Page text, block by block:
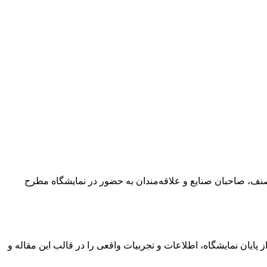
صنف، صاحبان صنایع و علاقه‌مندان به حضور در نمایشگاه مطرح
نمایشگاه، اطلاعات و تجربیات واقعی را در قالب این مقاله و